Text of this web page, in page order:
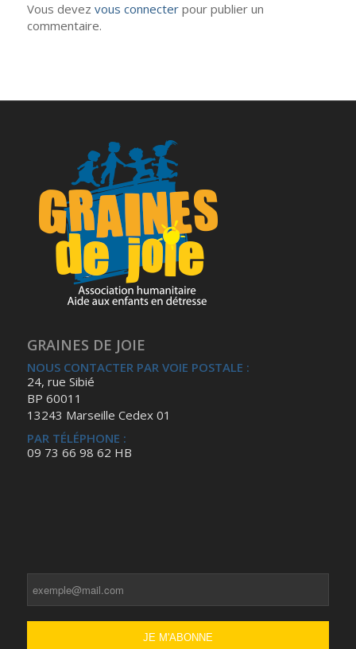
Vous devez vous connecterpour publier un
commentaire.
GRAINES DE JOIE
NOUS CONTACTER PAR VOIE POSTALE :
24, rue Sibié
BP 60011
13243 Marseille Cedex 01
PAR TÉLÉPHONE :
09 73 66 98 62 HB